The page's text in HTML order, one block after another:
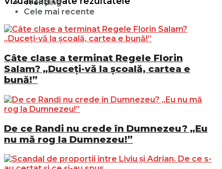
Trending
Cele mai recente
Câte clase a terminat Regele Florin
Salam? „Duceți-vă la școală, cartea e
bună!”
De ce Randi nu crede în Dumnezeu? „Eu
nu mă rog la Dumnezeu!”